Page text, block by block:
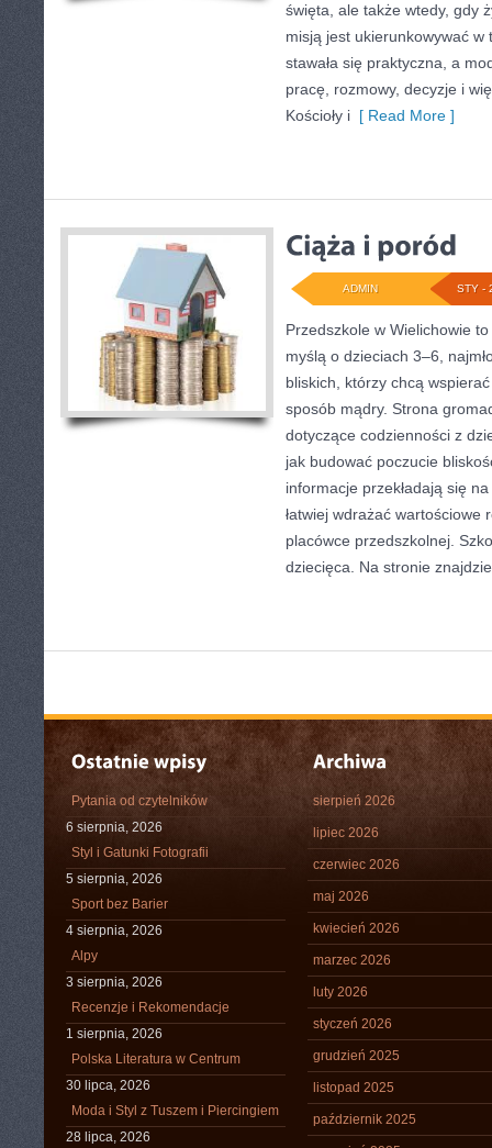
święta, ale także wtedy, gdy
misją jest ukierunkowywać
stawała się praktyczna, a
pracę, rozmowy, decyzje i
Kościoły i [ Read More ]
STY -
ADMIN
Przedszkole w Wielichowie
myślą o dzieciach 3–6,
bliskich, którzy chcą
sposób mądry. Strona
dotyczące codzienności z
jak budować poczucie
informacje przekładają się
łatwiej wdrażać wartościowe
placówce przedszkolnej.
dziecięca. Na stronie
Pytania od czytelników
6 sierpnia, 2026
Styl i Gatunki Fotografii
5 sierpnia, 2026
Sport bez Barier
4 sierpnia, 2026
Alpy
3 sierpnia, 2026
Recenzje i Rekomendacje
1 sierpnia, 2026
Polska Literatura w Centrum
30 lipca, 2026
Moda i Styl z Tuszem i Piercingiem
28 lipca, 2026
sierpień 2026
lipiec 2026
czerwiec 2026
maj 2026
kwiecień 2026
marzec 2026
luty 2026
styczeń 2026
grudzień 2025
listopad 2025
październik 2025